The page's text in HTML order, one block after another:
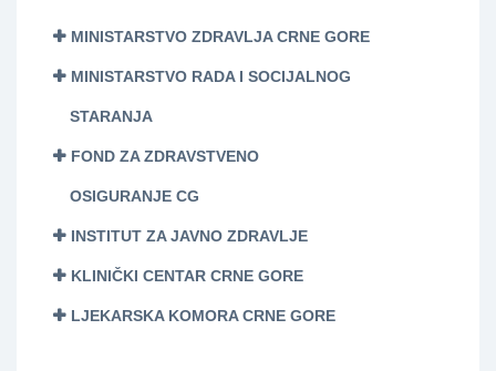
MINISTARSTVO ZDRAVLJA CRNE GORE
MINISTARSTVO RADA I SOCIJALNOG
STARANJA
FOND ZA ZDRAVSTVENO
OSIGURANJE CG
INSTITUT ZA JAVNO ZDRAVLJE
KLINIČKI CENTAR CRNE GORE
LJEKARSKA KOMORA CRNE GORE